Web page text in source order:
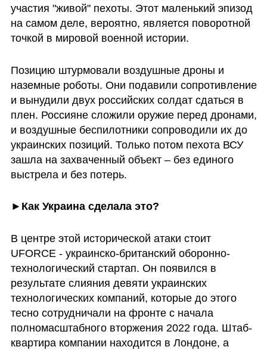
участия "живой" пехоты. Этот маленький эпизод
на самом деле, вероятно, является поворотной
точкой в мировой военной истории.
Позицию штурмовали воздушные дроны и
наземные роботы. Они подавили сопротивление
и вынудили двух российских солдат сдаться в
плен. Россияне сложили оружие перед дронами,
и воздушные беспилотники сопроводили их до
украинских позиций. Только потом пехота ВСУ
зашла на захваченный объект – без единого
выстрела и без потерь.
►Как Украина сделала это?
В центре этой исторической атаки стоит
UFORCE - украинско-британский оборонно-
технологический стартап. Он появился в
результате слияния девяти украинских
технологических компаний, которые до этого
тесно сотрудничали на фронте с начала
полномасштабного вторжения 2022 года. Штаб-
квартира компании находится в Лондоне, а